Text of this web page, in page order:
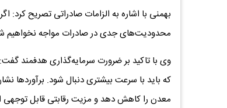
بهمنی با اشاره به الزامات صادراتی تصریح کرد:
محدودیت‌های جدی در صادرات مواجه نخواهیم
وی با تاکید بر ضرورت سرمایه‌گذاری هدفمند
که باید با سرعت بیشتری دنبال شود. برآوردها
معدن را کاهش دهد و مزیت رقابتی قابل توجهی